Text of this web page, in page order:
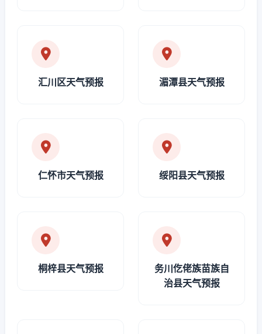
汇川区天气预报 湄潭县天气预报
仁怀市天气预报 绥阳县天气预报
桐梓县天气预报
务川仡佬族苗族自
治县天气预报